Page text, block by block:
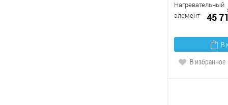
Нагревательный
элемент
45
В
В избранное